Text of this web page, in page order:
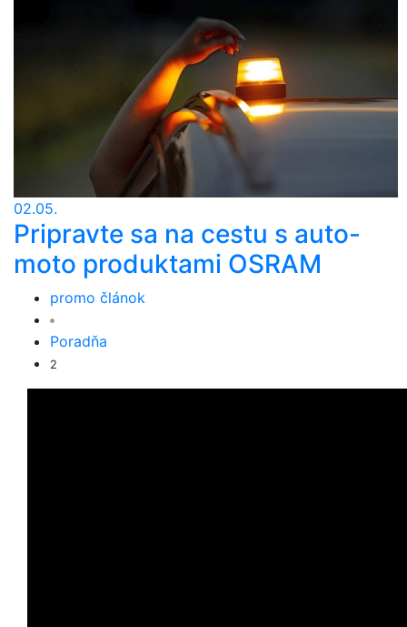
02.05.
Pripravte sa na cestu s auto-
moto produktami OSRAM
promo článok
Poradňa
2